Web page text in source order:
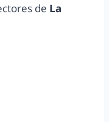
de La